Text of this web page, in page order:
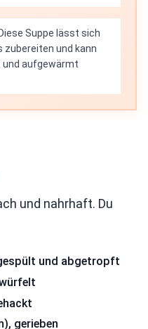
Diese Suppe lässt sich
zubereiten und kann
aufgewärmt
und nahrhaft. Du
und abgetropft
gerieben